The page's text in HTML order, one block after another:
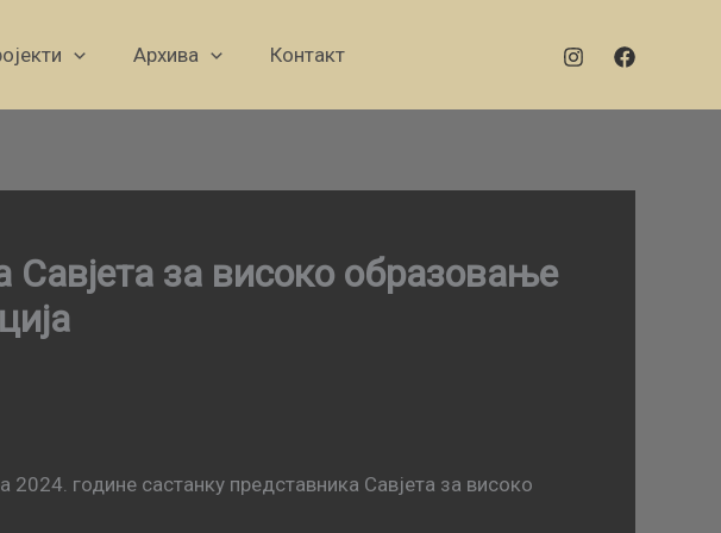
Архива Контакт
за високо образовање
године састанку представника Савјета за високо